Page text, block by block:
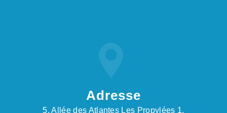
Adresse
5, Allée des Atlantes Les Propylées 1,